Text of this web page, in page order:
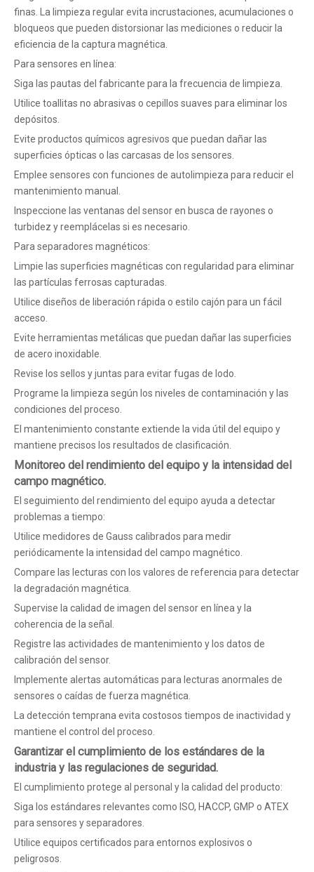
finas. La limpieza regular evita incrustaciones, acumulaciones o
bloqueos que pueden distorsionar las mediciones o reducir la
eficiencia de la captura magnética.
Para sensores en línea:
Siga las pautas del fabricante para la frecuencia de limpieza.
Utilice toallitas no abrasivas o cepillos suaves para eliminar los
depósitos.
Evite productos químicos agresivos que puedan dañar las
superficies ópticas o las carcasas de los sensores.
Emplee sensores con funciones de autolimpieza para reducir el
mantenimiento manual.
Inspeccione las ventanas del sensor en busca de rayones o
turbidez y reemplácelas si es necesario.
Para separadores magnéticos:
Limpie las superficies magnéticas con regularidad para eliminar
las partículas ferrosas capturadas.
Utilice diseños de liberación rápida o estilo cajón para un fácil
acceso.
Evite herramientas metálicas que puedan dañar las superficies
de acero inoxidable.
Revise los sellos y juntas para evitar fugas de lodo.
Programe la limpieza según los niveles de contaminación y las
condiciones del proceso.
El mantenimiento constante extiende la vida útil del equipo y
mantiene precisos los resultados de clasificación.
Monitoreo del rendimiento del equipo y la intensidad del
campo magnético.
El seguimiento del rendimiento del equipo ayuda a detectar
problemas a tiempo:
Utilice medidores de Gauss calibrados para medir
periódicamente la intensidad del campo magnético.
Compare las lecturas con los valores de referencia para detectar
la degradación magnética.
Supervise la calidad de imagen del sensor en línea y la
coherencia de la señal.
Registre las actividades de mantenimiento y los datos de
calibración del sensor.
Implemente alertas automáticas para lecturas anormales de
sensores o caídas de fuerza magnética.
La detección temprana evita costosos tiempos de inactividad y
mantiene el control del proceso.
Garantizar el cumplimiento de los estándares de la
industria y las regulaciones de seguridad.
El cumplimiento protege al personal y la calidad del producto:
Siga los estándares relevantes como ISO, HACCP, GMP o ATEX
para sensores y separadores.
Utilice equipos certificados para entornos explosivos o
peligrosos.